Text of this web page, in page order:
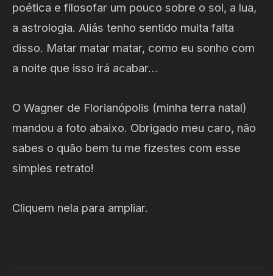
poética e filosofar um pouco sobre o sol, a lua,
a astrologia. Aliás tenho sentido muita falta
disso. Matar matar matar, como eu sonho com
a noite que isso irá acabar…
O Wagner de Florianópolis (minha terra natal)
mandou a foto abaixo. Obrigado meu caro, não
sabes o quão bem tu me fizestes com esse
simples retrato!
Cliquem nela para ampliar.